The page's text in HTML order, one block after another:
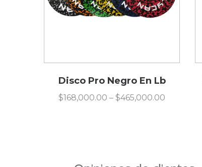
Disco Pro Negro En Lb
$168,000.00 – $465,000.00